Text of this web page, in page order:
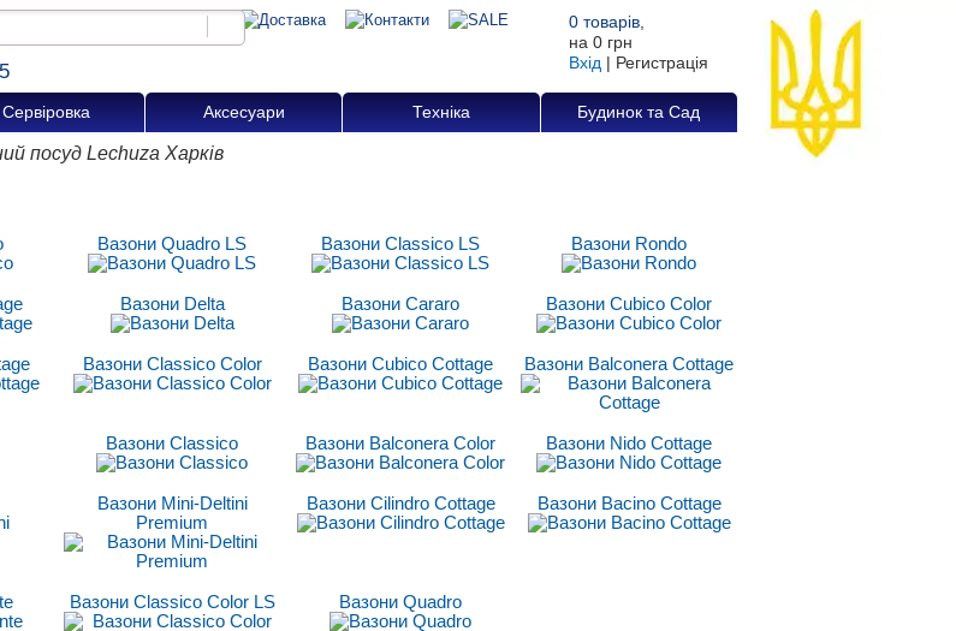
0 товарів
на 0 грн
Вхід | Регистрація
Сервіровка Аксесуари Техніка Будинок та Сад
посуд Lechuza Харків
Вазони Quadro LS Вазони Classico LS Вазони Rondo
Вазони Delta Вазони Cararo Вазони Cubico Color
Вазони Classico Сolor Вазони Cubico Cottage Вазони Balconera Cottage
Вазони Classico Вазони Balconera Color Вазони Nido Cottage
Вазони Mini-Deltini
Premium
Вазони Cilindro Cottage Вазони Bacino Cottage
Вазони Classico Сolor LS Вазони Quadro